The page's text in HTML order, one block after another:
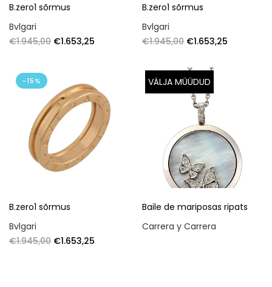
B.zero1 sõrmus
Bvlgari
€1.945,00 €1.653,25
B.zero1 sõrmus
Bvlgari
€1.945,00 €1.653,25
-15%
B.zero1 sõrmus
Bvlgari
€1.945,00 €1.653,25
VÄLJA MÜÜDUD
Baile de mariposas ripats
Carrera y Carrera